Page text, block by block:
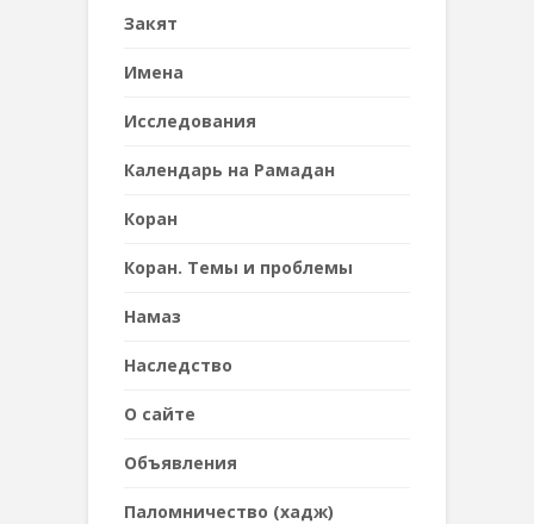
Закят
Имена
Исследования
Календарь на Рамадан
Коран
Коран. Темы и проблемы
Намаз
Наследствo
О сайте
Объявления
Паломничество (хадж)